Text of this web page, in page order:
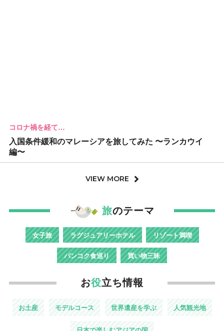
コロナ禍を経て…
入国条件緩和のマレーシアを旅してみた 〜ランカウイ
編〜
VIEW MORE
旅のテーマ
女子旅 ラグジュアリーホテル リゾート満喫
バンコク食巡り 買い物三昧
お役立ち情報
お土産 モデルコース 世界遺産を学ぶ 人気観光地